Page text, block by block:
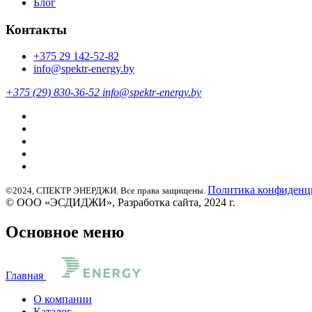
Контакты
+375 29 142-52-82
info@spektr-energy.by
+375 (29) 830-36-52 info@spektr-energy.by
©2024, СПЕКТР ЭНЕРДЖИ. Все права защищены. Политика
© ООО «ЭСДИДЖИ», Разработка сайта, 2024 г.
Основное меню
Главная
О компании